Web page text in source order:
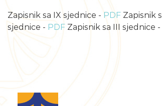
Zapisnik sa IX sjednice - PDF Zapisnik
sjednice - PDF Zapisnik sa III sjednice -